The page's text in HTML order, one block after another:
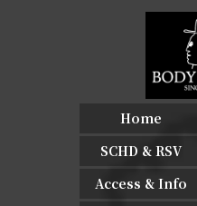
Home
SCHD & RSV
Access & Info